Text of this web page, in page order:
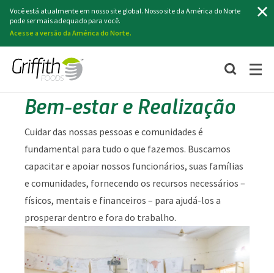
Você está atualmente em nosso site global. Nosso site da América do Norte
pode ser mais adequado para você.
Acesse a versão da América do Norte.
Bem-estar e Realização
Cuidar das nossas pessoas e comunidades é
fundamental para tudo o que fazemos. Buscamos
capacitar e apoiar nossos funcionários, suas famílias
e comunidades, fornecendo os recursos necessários –
físicos, mentais e financeiros – para ajudá-los a
prosperar dentro e fora do trabalho.